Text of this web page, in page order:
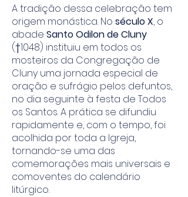
A tradição dessa celebração tem
origem monástica. No século X, o
abade Santo Odilon de Cluny
(†1048) instituiu em todos os
mosteiros da Congregação de
Cluny uma jornada especial de
oração e sufrágio pelos defuntos,
no dia seguinte à festa de Todos
os Santos. A prática se difundiu
rapidamente e, com o tempo, foi
acolhida por toda a Igreja,
tornando-se uma das
comemorações mais universais e
comoventes do calendário
litúrgico.